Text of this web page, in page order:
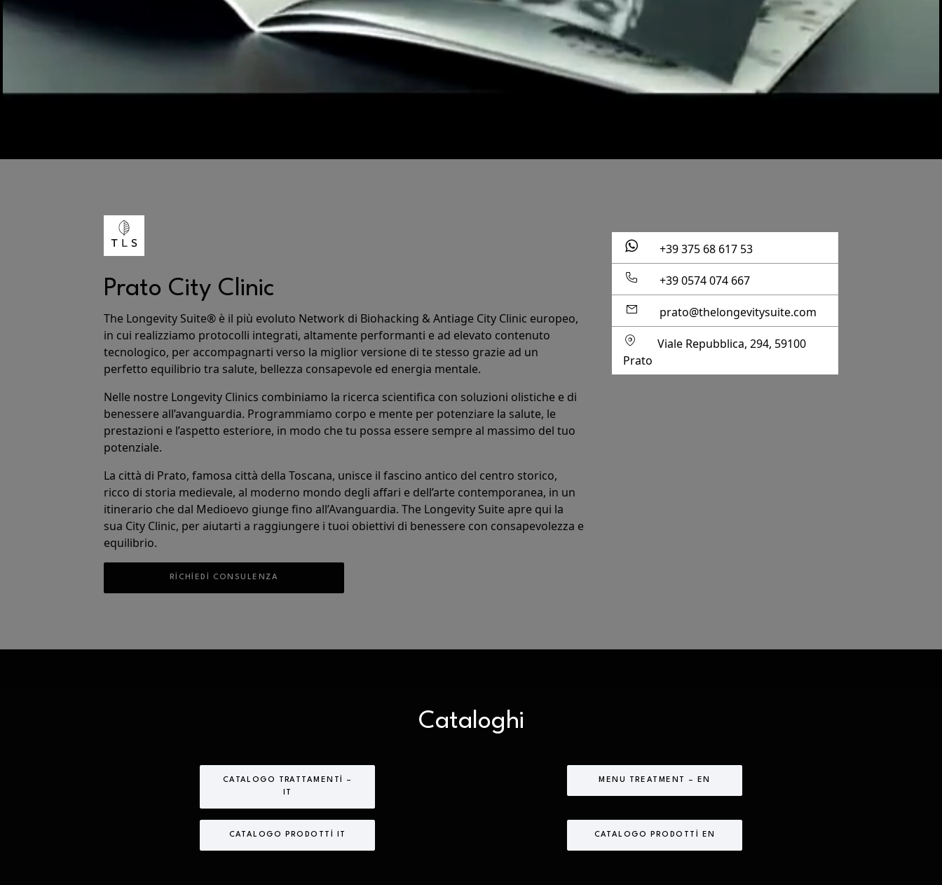
Prato City Clinic
The Longevity Suite® è il più evoluto Network di Biohacking & Antiage City Clinic europeo,
in cui realizziamo protocolli integrati, altamente performanti e ad elevato contenuto
tecnologico, per accompagnarti verso la miglior versione di te stesso grazie ad un
perfetto equilibrio tra salute, bellezza consapevole ed energia mentale.
Nelle nostre Longevity Clinics combiniamo la ricerca scientifica con soluzioni olistiche e di
benessere all’avanguardia. Programmiamo corpo e mente per potenziare la salute, le
prestazioni e l’aspetto esteriore, in modo che tu possa essere sempre al massimo del tuo
potenziale.
La città di Prato, famosa città della Toscana, unisce il fascino antico del centro storico,
ricco di storia medievale, al moderno mondo degli affari e dell’arte contemporanea, in un
itinerario che dal Medioevo giunge fino all’Avanguardia. The Longevity Suite apre qui la
sua City Clinic, per aiutarti a raggiungere i tuoi obiettivi di benessere con consapevolezza e
equilibrio.
RICHIEDI CONSULENZA
+39 375 68 617 53
+39 0574 074 667
prato@thelongevitysuite.com
Viale Repubblica, 294, 59100
Prato
Cataloghi
CATALOGO TRATTAMENTI –
MENU TREATMENT – EN
CATALOGO PRODOTTI IT CATALOGO PRODOTTI EN